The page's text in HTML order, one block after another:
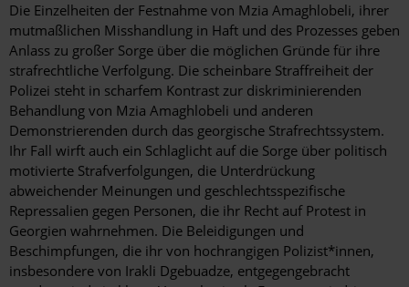
Die Einzelheiten der Festnahme von Mzia Amaghlobeli, ihrer
mutmaßlichen Misshandlung in Haft und des Prozesses geben
Anlass zu großer Sorge über die möglichen Gründe für ihre
strafrechtliche Verfolgung. Die scheinbare Straffreiheit der
Polizei steht in scharfem Kontrast zur diskriminierenden
Behandlung von Mzia Amaghlobeli und anderen
Demonstrierenden durch das georgische Strafrechtssystem.
Ihr Fall wirft auch ein Schlaglicht auf die Sorge über politisch
motivierte Strafverfolgungen, die Unterdrückung
abweichender Meinungen und geschlechtsspezifische
Repressalien gegen Personen, die ihr Recht auf Protest in
Georgien wahrnehmen. Die Beleidigungen und
Beschimpfungen, die ihr von hochrangigen Polizist*innen,
insbesondere von Irakli Dgebuadze, entgegengebracht